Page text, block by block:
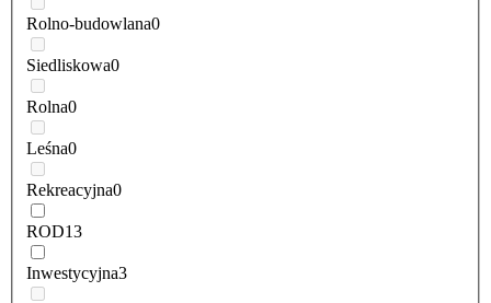
Rolno-budowlana0
Siedliskowa0
Rolna0
Leśna0
Rekreacyjna0
ROD13
Inwestycyjna3